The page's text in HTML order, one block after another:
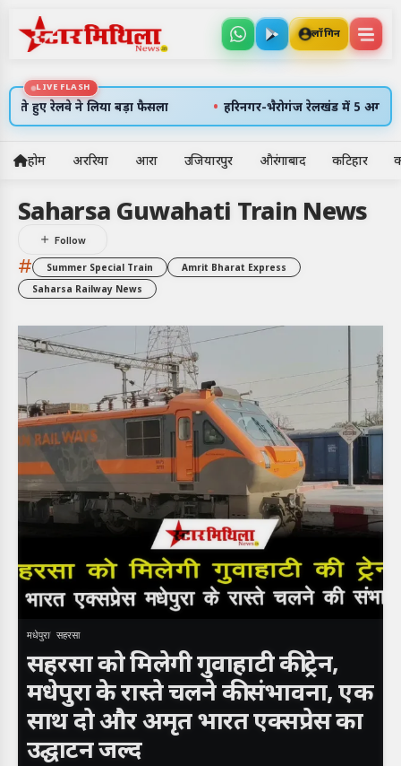
लॉगिन
अलर्ट्स
7 अग॰ 2026
उदय: --:--
अस्त: --:--
LIVE FLASH
हुए रेलवे ने लिया बड़ा फैसला हरिनगर-भैरोगंज रेलखंड में 5 अगस्त को
होम अररिया आरा उजियारपुर औरंगाबाद कटिहार
Saharsa Guwahati Train News
# Summer Special Train
Amrit Bharat Express
Saharsa Railway News
मधेपुरा सहरसा
सहरसा को मिलेगी गुवाहाटी की ट्रेन,
मधेपुरा के रास्ते चलने की संभावना, एक
साथ दो और अमृत भारत एक्सप्रेस का
उद्घाटन जल्द